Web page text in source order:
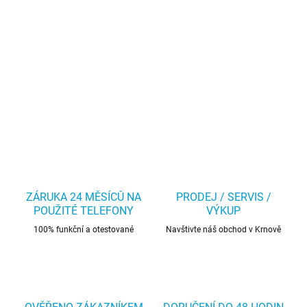
ZÁRUKA 24 MĚSÍCŮ NA
POUŽITÉ TELEFONY
100% funkční a otestované
PRODEJ / SERVIS /
VÝKUP
Navštivte náš obchod v Krnově